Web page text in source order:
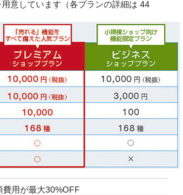
意しています（各プランの詳細は 44
用が最大30%OFF